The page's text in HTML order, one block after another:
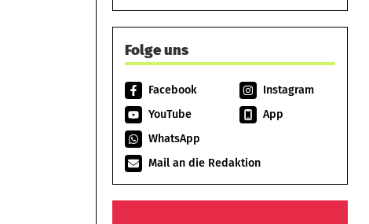
Folge uns
Facebook
Instagram
YouTube
App
WhatsApp
Mail an die Redaktion